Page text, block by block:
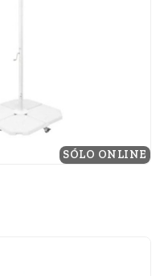
SÓLO ONLINE